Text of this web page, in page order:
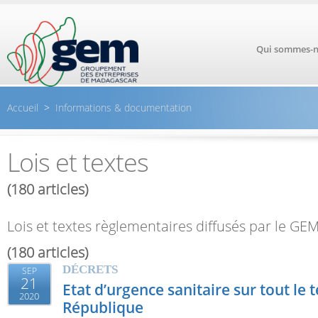
Qui sommes-
Accueil > Informations & documentation
Lois et textes
(180 articles)
Lois et textes règlementaires diffusés par le
(180 articles)
SEP
21
2020
DÉCRETS
Etat d’urgence sanitaire sur tout le
République